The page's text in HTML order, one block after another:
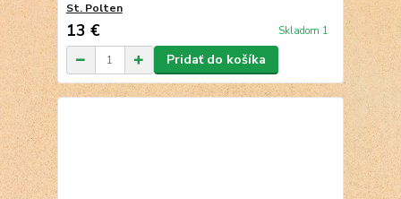
St. Polten
13 € Skladom 1
Pridať do košíka